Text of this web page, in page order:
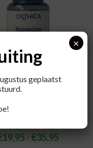
Orthica
bisglycinaat
19,95 - €35,95
geplaatst
×